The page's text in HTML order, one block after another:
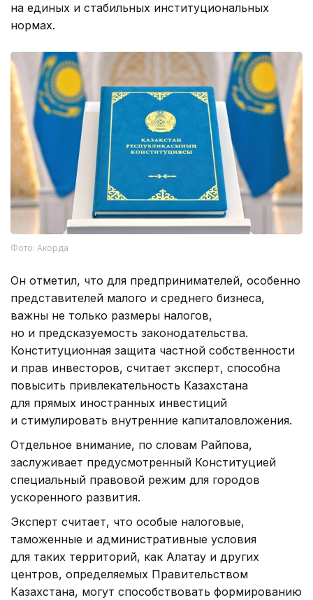
на единых и стабильных институциональных
нормах.
Фото: Акорда
Он отметил, что для предпринимателей, особенно
представителей малого и среднего бизнеса,
важны не только размеры налогов,
но и предсказуемость законодательства.
Конституционная защита частной собственности
и прав инвесторов, считает эксперт, способна
повысить привлекательность Казахстана
для прямых иностранных инвестиций
и стимулировать внутренние капиталовложения.
Отдельное внимание, по словам Райпова,
заслуживает предусмотренный Конституцией
специальный правовой режим для городов
ускоренного развития.
Эксперт считает, что особые налоговые,
таможенные и административные условия
для таких территорий, как Алатау и других
центров, определяемых Правительством
Казахстана, могут способствовать формированию